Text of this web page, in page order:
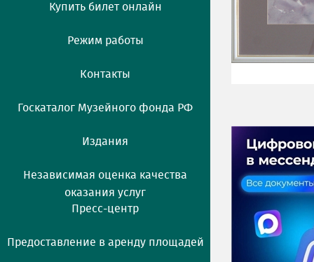
Купить билет онлайн
Режим работы
Контакты
Госкаталог Музейного фонда РФ
Издания
Независимая оценка качества
оказания услуг
Пресс-центр
Предоставление в аренду площадей